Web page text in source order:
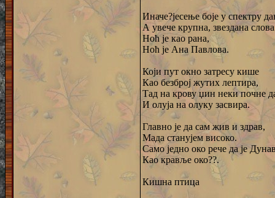
Иначе?јесење боје у спектру
А увече крупна, звездана
Ноћ је као рана,
Ноћ је Ана Павлова.
Који пут окно затресу кише
Као безброј жутих лептира,
Тад на крову џин неки почне
И олуја на олуку засвира.
Главно је да сам жив и здрав,
Мада станујем високо.
Само једно око рече да је
Као кравље око??.
Кишна птица